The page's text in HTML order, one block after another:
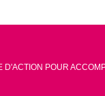
D'ACTION POUR